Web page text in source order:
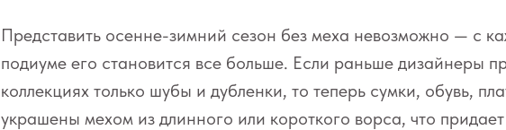
Представить осенне-зимний сезон без меха невозможно — с
подиуме его становится все больше. Если раньше дизайнеры
коллекциях только шубы и дубленки, то теперь сумки, обувь,
украшены мехом из длинного или короткого ворса, что